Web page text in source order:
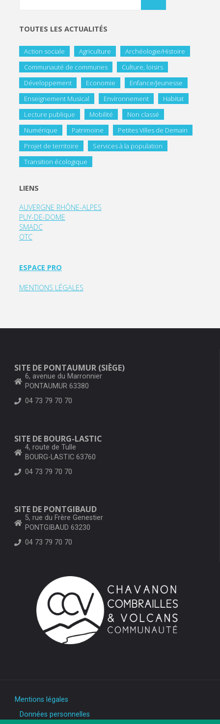
TOUTES LES ACTUALITÉS
Action sociale Agriculture
Archéologie/Histoire
Communauté de communes
Culture, loisirs
Développement
Economie
Enfance/Jeunesse
Enseignement Musical
Environnement
Habitat
Lecture publique
Mobilité
Non classé
Numérique
Patrimoine
Petites Villes de Demain
Projet de territoire
Services à la population
Transition écologique
LIENS
AUVERGNE RHÔNE-ALPES
PUY-DE-DOME
SMADC
OTC
ESPACE PRO
MENTIONS LÉGALES
SITE DE PONTAUMUR (SIÈGE)
6, avenue du Marronnier
PONTAUMUR 63380
04 73 79 70 70
SITE DE BOURG-LASTIC
4, route de Tulle
BOURG-LASTIC 63760
04 73 79 70 70
SITE DE PONTGIBAUD
5, rue du Frère Genestier
PONTGIBAUD 63230
04 73 79 70 70
Mentions légales
Données personnelles